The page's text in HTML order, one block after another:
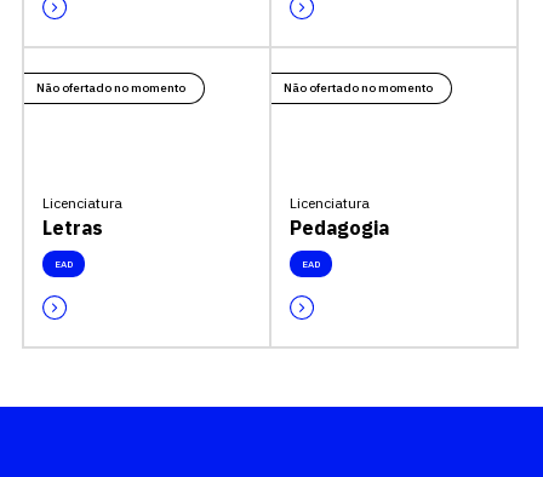
Não ofertado no momento
Licenciatura
Letras
EAD
Não ofertado no momento
Licenciatura
Pedagogia
EAD